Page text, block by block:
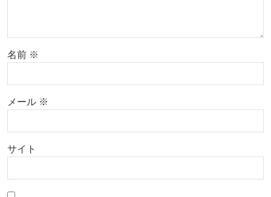
名前 ※
メール ※
サイト